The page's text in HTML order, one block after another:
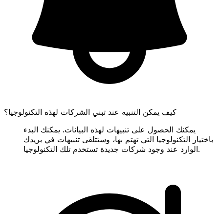
كيف يمكن التنبيه عند تبني الشركات لهذه التكنولوجيا؟
يمكنك الحصول على تنبيهات لهذه البيانات. يمكنك البدء
باختيار التكنولوجيا التي تهتم بها، وستتلقى تنبيهات في بريدك
الوارد عند وجود شركات جديدة تستخدم تلك التكنولوجيا.